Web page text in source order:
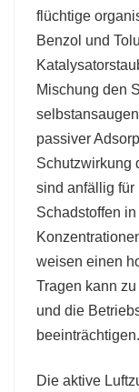
flüchtige
Benzol und
Mischung den
passiver
Schutzwirkung
sind anfällig
Schadstoffen
weisen einen
Tragen kann
und die
beeinträchtigen.
Die aktive